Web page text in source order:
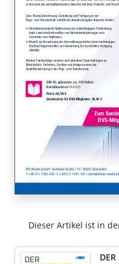
Dieser Artikel ist in
DER